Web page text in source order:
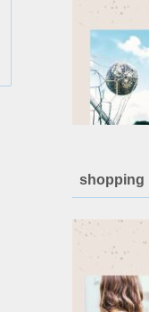
shopping